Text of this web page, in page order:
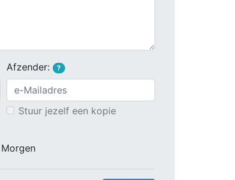
Afzender: ?
Stuur jezelf een kopie
Morgen